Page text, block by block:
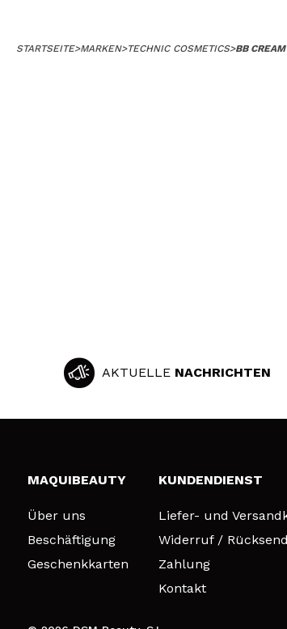
STARTSEITE>MARKEN>TECHNIC COSMETICS>BB CREAM
AKTUELLE NACHRICHTEN
MAQUIBEAUTY
Über uns
Beschäftigung
Geschenkkarten
KUNDENDIENST
Liefer- und
Widerruf /
Zahlung
Kontakt